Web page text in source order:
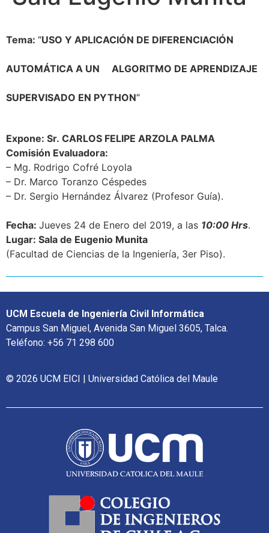
Tema: “USO Y APLICACIÓN DE DIFERENCIACIÓN
AUTOMÁTICA A UN ALGORITMO DE APRENDIZAJE
SUPERVISADO EN PYTHON”
Expone: Sr. CARLOS FELIPE ARZOLA PALMA
Comisión Evaluadora:
– Mg. Rodrigo Cofré Loyola
– Dr. Marco Toranzo Céspedes
– Dr. Sergio Hernández Álvarez (Profesor Guía).
Fecha: Jueves 24 de Enero del 2019, a las 10:00 Hrs.
Lugar: Sala de Eugenio Munita
(Facultad de Ciencias de la Ingeniería, 3er Piso).
UCM Escuela de Ingeniería Civil Informática
Campus San Miguel, Avenida San Miguel 3605, Talca.
Teléfono: +56 71 298 600
© 2026 UCM EICI | Universidad Católica del Maule